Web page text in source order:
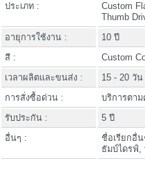
ประเภท :
Custom
Thumb
อายุการใช้งาน :
10 ปี
สี :
Custom
เวลาผลิตและขนส่ง :
15 - 20 วัน
การสั่งซื้อด่วน :
บริการตา
รับประกัน :
5 ปี
อื่นๆ :
ชื่อเรียกอื่
ธัมบ์ไดรฟ์,